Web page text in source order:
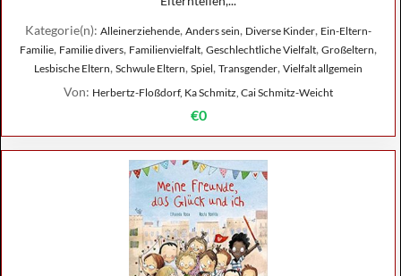
Kategorie(n): Alleinerziehende, Anders sein, Diverse Kinder, Ein-Eltern-
Familie, Familie divers, Familienvielfalt, Geschlechtliche Vielfalt, Großeltern,
Lesbische Eltern, Schwule Eltern, Spiel, Transgender, Vielfalt allgemein
Von: Herbertz-Floßdorf, Ka Schmitz, Cai Schmitz-Weicht
€0